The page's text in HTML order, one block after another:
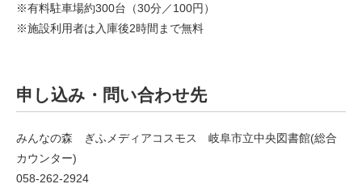
※有料駐車場約300台（30分／100円）
※施設利用者は入庫後2時間まで無料
申し込み・問い合わせ先
みんなの森 ぎふメディアコスモス 岐阜市立中央図書館(総合
カウンター)
058-262-2924